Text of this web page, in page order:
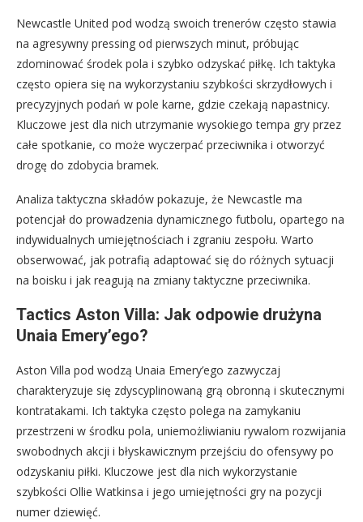
Newcastle United pod wodzą swoich trenerów często stawia
na agresywny pressing od pierwszych minut, próbując
zdominować środek pola i szybko odzyskać piłkę. Ich taktyka
często opiera się na wykorzystaniu szybkości skrzydłowych i
precyzyjnych podań w pole karne, gdzie czekają napastnicy.
Kluczowe jest dla nich utrzymanie wysokiego tempa gry przez
całe spotkanie, co może wyczerpać przeciwnika i otworzyć
drogę do zdobycia bramek.
Analiza taktyczna składów pokazuje, że Newcastle ma
potencjał do prowadzenia dynamicznego futbolu, opartego na
indywidualnych umiejętnościach i zgraniu zespołu. Warto
obserwować, jak potrafią adaptować się do różnych sytuacji
na boisku i jak reagują na zmiany taktyczne przeciwnika.
Tactics Aston Villa: Jak odpowie drużyna
Unaia Emery’ego?
Aston Villa pod wodzą Unaia Emery’ego zazwyczaj
charakteryzuje się zdyscyplinowaną grą obronną i skutecznymi
kontratakami. Ich taktyka często polega na zamykaniu
przestrzeni w środku pola, uniemożliwianiu rywalom rozwijania
swobodnych akcji i błyskawicznym przejściu do ofensywy po
odzyskaniu piłki. Kluczowe jest dla nich wykorzystanie
szybkości Ollie Watkinsa i jego umiejętności gry na pozycji
numer dziewięć.